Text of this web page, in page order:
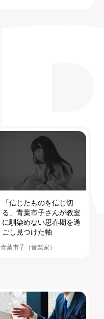
「信じたものを信じ切
る」青葉市子さんが教室
に馴染めない思春期を過
ごし見つけた軸
青葉市子（音楽家）